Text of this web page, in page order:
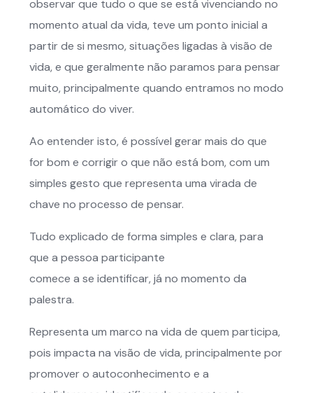
observar que tudo o que se está vivenciando no
momento atual da vida, teve um ponto inicial a
partir de si mesmo, situações ligadas à visão de
vida, e que geralmente não paramos para pensar
muito, principalmente quando entramos no modo
automático do viver.
Ao entender isto, é possível gerar mais do que
for bom e corrigir o que não está bom, com um
simples gesto que representa uma virada de
chave no processo de pensar.
Tudo explicado de forma simples e clara, para
que a pessoa participante
comece a se identificar, já no momento da
palestra.
Representa um marco na vida de quem participa,
pois impacta na visão de vida, principalmente por
promover o autoconhecimento e a